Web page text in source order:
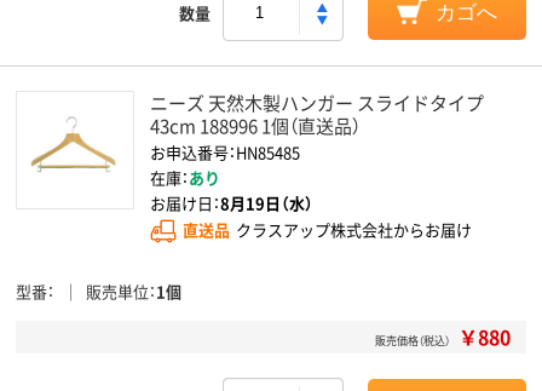
数量 カゴへ
ニーズ 天然木製ハンガー スライドタイプ
43cm 188996 1個（直送品）
お申込番号：HN85485
在庫：あり
お届け日：8月19日（水）
直送品 クラスアップ株式会社からお届け
型番 販売単位 1個
販売価格（税込） ￥880